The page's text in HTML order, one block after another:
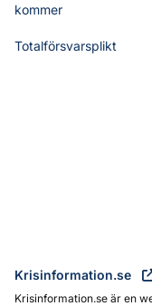
kommer
Totalförsvarsplikt
Krisinformation.se
Krisinformation.se är en